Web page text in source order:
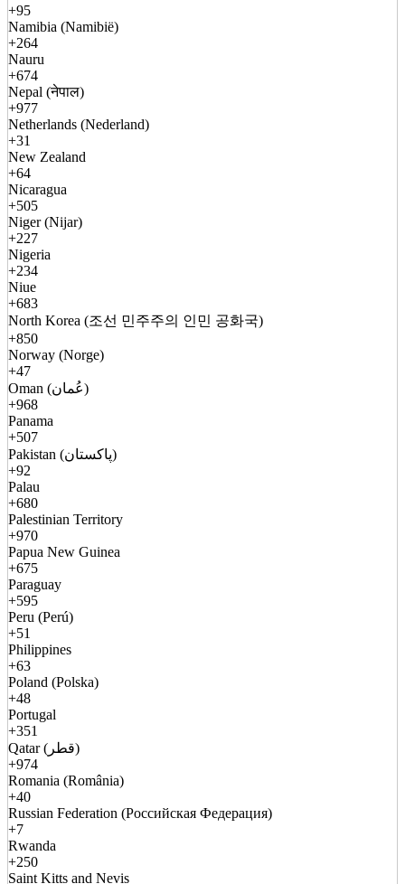
+95
Namibia (Namibië)
+264
Nauru
+674
Nepal (नेपाल)
+977
Netherlands (Nederland)
+31
New Zealand
+64
Nicaragua
+505
Niger (Nijar)
+227
Nigeria
+234
Niue
+683
North Korea (조선 민주주의 인민 공화국)
+850
Norway (Norge)
+47
Oman (عُمان)
+968
Panama
+507
Pakistan (پاکستان)
+92
Palau
+680
Palestinian Territory
+970
Papua New Guinea
+675
Paraguay
+595
Peru (Perú)
+51
Philippines
+63
Poland (Polska)
+48
Portugal
+351
Qatar (قطر)
+974
Romania (România)
+40
Russian Federation (Российская Федерация)
+7
Rwanda
+250
Saint Kitts and Nevis